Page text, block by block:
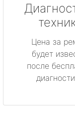
Цена за
будет
после